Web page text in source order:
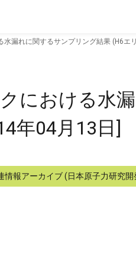
漏れに関するサンプリング結果 (H6エ
における水
年04月13日]
情報アーカイブ (日本原子力研究開